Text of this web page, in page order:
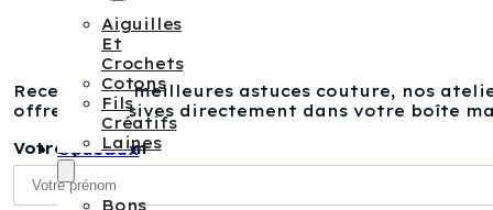
Aiguilles
Et
Crochets
Cotons
Fils
Créatifs
Laines
Cadeaux
Bons
Recevez nos meilleures astuces couture, nos
offres exclusives directement dans votre boîte
Votre prénom